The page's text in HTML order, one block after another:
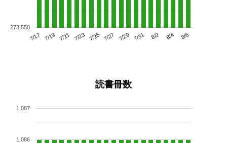
7/17 7/19 7/21 7/23 7/25 7/27 7/29 7/31 8/2 8/4 8/6
273,550
読書冊数
1,086
1,087